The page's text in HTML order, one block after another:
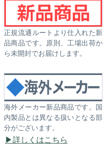
正規流通ルートより仕入れた新
品商品です。原則、工場出荷か
ら未開封でお届けします。
海外メーカー新品商品です。国
内製品とは異なる扱いとなる部
分がございます。
詳しくはこちら